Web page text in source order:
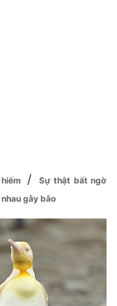
/
Sự thật bất ngờ
gây bão